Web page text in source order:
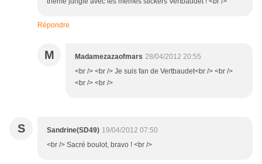
Répondre
M Madamezazaofmars 28/04/2012 20:55
<br /> <br /> Je suis fan de Vertbaudet<br /> <br />
<br /> <br />
S Sandrine(SD49) 19/04/2012 07:50
<br /> Sacré boulot, bravo ! <br />